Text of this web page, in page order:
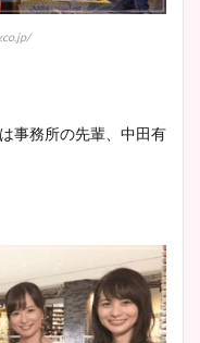
事務所の先輩、 中田有